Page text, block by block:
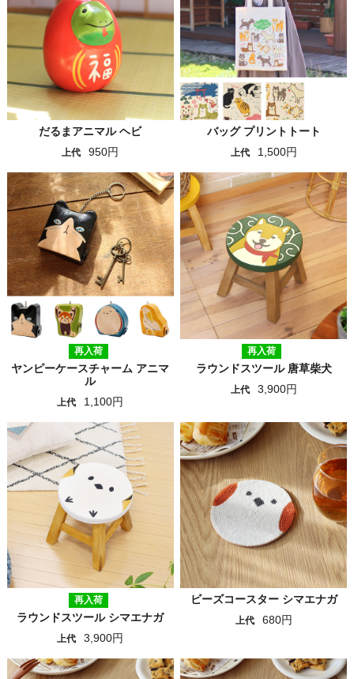
だるまアニマル ヘビ
上代 950円
バッグ プリントトート
上代 1,500円
再入荷
ヤンピーケースチャーム アニマ
ル
上代 1,100円
再入荷
ラウンドスツール 唐草柴犬
上代 3,900円
再入荷
ラウンドスツール シマエナガ
上代 3,900円
ビーズコースター シマエナガ
上代 680円